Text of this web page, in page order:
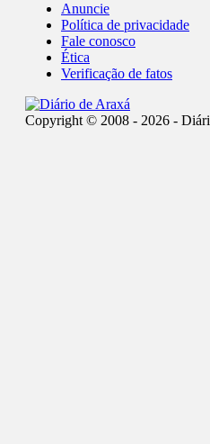
Anuncie
Política de privacidade
Fale conosco
Ética
Verificação de fatos
Copyright © 2008 - 2026 -